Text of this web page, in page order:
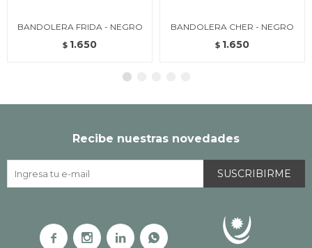
BANDOLERA FRIDA - NEGRO
$ 1.650
BANDOLERA CHER - NEGRO
$ 1.650
Recibe nuestras novedades
SUSCRIBIRME
   